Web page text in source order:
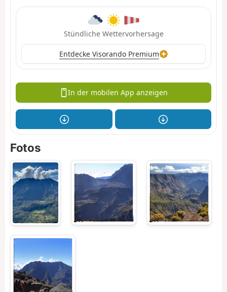
Stündliche Wettervorhersage
Entdecke Visorando Premium
In der mobilen App anzeigen
Fotos